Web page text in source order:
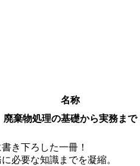
名称
廃棄物処理の基礎から実務まで
き下ろした一冊！
必要な知識までを凝縮。